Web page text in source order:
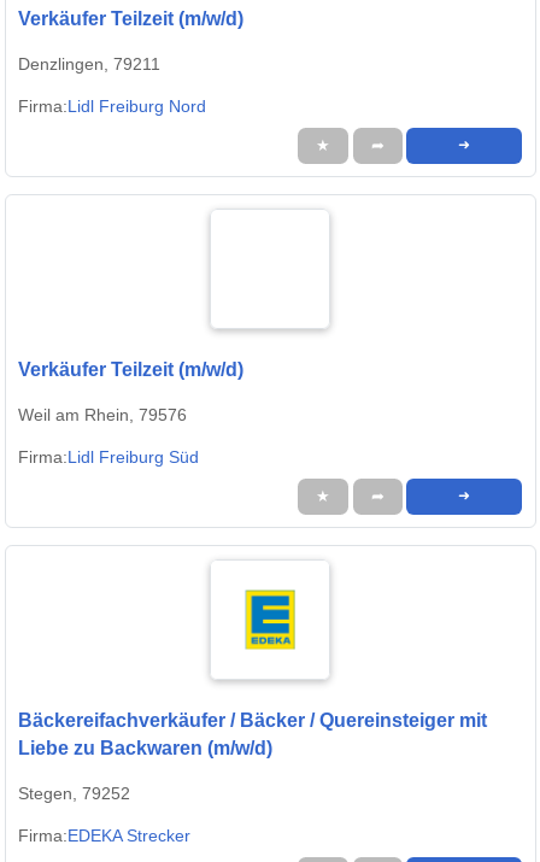
Verkäufer Teilzeit (m/w/d)
Denzlingen, 79211
Firma:Lidl Freiburg Nord
★ ➦ ➜
Verkäufer Teilzeit (m/w/d)
Weil am Rhein, 79576
Firma:Lidl Freiburg Süd
★ ➦ ➜
Bäckereifachverkäufer / Bäcker / Quereinsteiger mit
Liebe zu Backwaren (m/w/d)
Stegen, 79252
Firma:EDEKA Strecker